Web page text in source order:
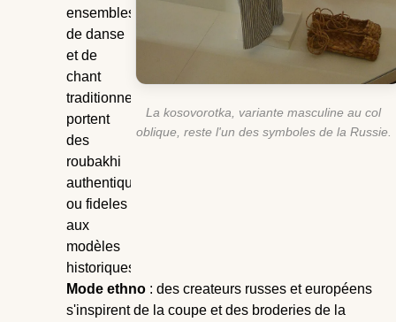
La kosovorotka, variante masculine au col
oblique, reste l'un des symboles de la Russie.
ensembles
de danse
et de
chant
traditionnels
portent
des
roubakhi
authentiques
ou fideles
aux
modèles
historiques.
Mode ethno : des createurs russes et européens
s'inspirent de la coupe et des broderies de la